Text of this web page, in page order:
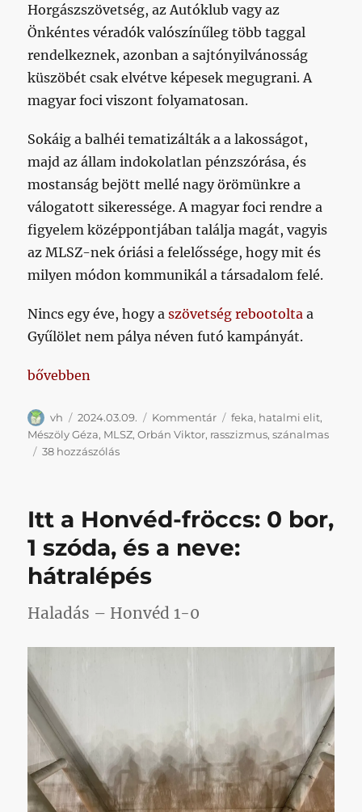
Horgászszövetség, az Autóklub vagy az
Önkéntes véradók valószínűleg több taggal
rendelkeznek, azonban a sajtónyilvánosság
küszöbét csak elvétve képesek megugrani. A
magyar foci viszont folyamatosan.
Sokáig a balhéi tematizálták a a lakosságot,
majd az állam indokolatlan pénzszórása, és
mostanság bejött mellé nagy örömünkre a
válogatott sikeressége. A magyar foci rendre a
figyelem középpontjában találja magát, vagyis
az MLSZ-nek óriási a felelőssége, hogy mit és
milyen módon kommunikál a társadalom felé.
Nincs egy éve, hogy aszövetség rebootolta a
Gyűlölet nem pálya néven futó kampányát.
„A probléma ott kezdődik, amikor magát a
bővebben
Szerző
vh Közzétéve
2024.03.09. Kategória
Kommentár Címke
feka, hatalmi elit,
Mészöly Géza, MLSZ,Orbán Viktor, rasszizmus,szánalmas
38 hozzászólásA
amikor
a
problémát
sem
című
Itt a Honvéd-fröccs: 0 bor,
1 szóda, és a neve:
hátralépés
Haladás – Honvéd 1-0